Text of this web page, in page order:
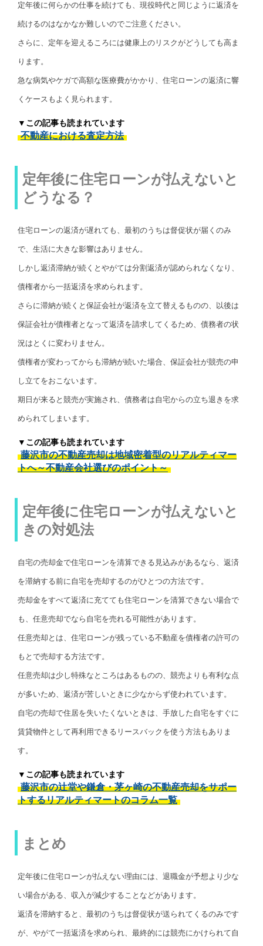
定年後に何らかの仕事を続けても、現役時代と同じように返済を
続けるのはなかなか難しいのでご注意ください。
さらに、定年を迎えるころには健康上のリスクがどうしても高ま
ります。
急な病気やケガで高額な医療費がかかり、住宅ローンの返済に響
くケースもよく見られます。
▼この記事も読まれています
不動産における査定方法
定年後に住宅ローンが払えないと
どうなる？
住宅ローンの返済が遅れても、最初のうちは督促状が届くのみ
で、生活に大きな影響はありません。
しかし返済滞納が続くとやがては分割返済が認められなくなり、
債権者から一括返済を求められます。
さらに滞納が続くと保証会社が返済を立て替えるものの、以後は
保証会社が債権者となって返済を請求してくるため、債務者の状
況はとくに変わりません。
債権者が変わってからも滞納が続いた場合、保証会社が競売の申
し立てをおこないます。
期日が来ると競売が実施され、債務者は自宅からの立ち退きを求
められてしまいます。
▼この記事も読まれています
藤沢市の不動産売却は地域密着型のリアルティマー
トへ～不動産会社選びのポイント～
定年後に住宅ローンが払えないと
きの対処法
自宅の売却金で住宅ローンを清算できる見込みがあるなら、返済
を滞納する前に自宅を売却するのがひとつの方法です。
売却金をすべて返済に充てても住宅ローンを清算できない場合で
も、任意売却でなら自宅を売れる可能性があります。
任意売却とは、住宅ローンが残っている不動産を債権者の許可の
もとで売却する方法です。
任意売却は少し特殊なところはあるものの、競売よりも有利な点
が多いため、返済が苦しいときに少なからず使われています。
自宅の売却で住居を失いたくないときは、手放した自宅をすぐに
賃貸物件として再利用できるリースバックを使う方法もありま
す。
▼この記事も読まれています
藤沢市の辻堂や鎌倉・茅ヶ崎の不動産売却をサポー
トするリアルティマートのコラム一覧
まとめ
定年後に住宅ローンが払えない理由には、退職金が予想より少な
い場合がある、収入が減少することなどがあります。
返済を滞納すると、最初のうちは督促状が送られてくるのみです
が、やがて一括返済を求められ、最終的には競売にかけられて自